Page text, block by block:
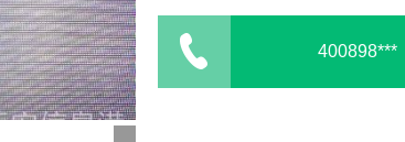
400898***